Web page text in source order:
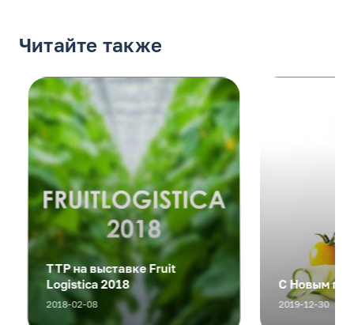
Читайте также
ТТР на выставке Fruit
Logistica 2018
2018-02-08
С Новым
2019-12-30